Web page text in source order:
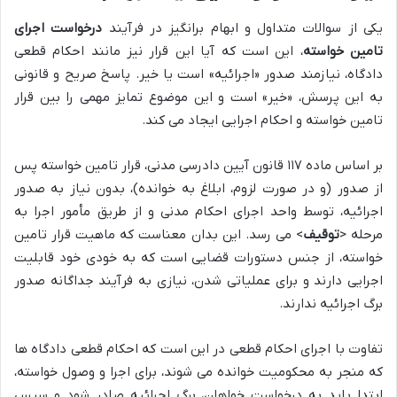
یکی از سوالات متداول و ابهام برانگیز در فرآیند درخواست اجرای
تامین خواسته، این است که آیا این قرار نیز مانند احکام قطعی
دادگاه، نیازمند صدور «اجرائیه» است یا خیر. پاسخ صریح و قانونی
به این پرسش، «خیر» است و این موضوع تمایز مهمی را بین قرار
تامین خواسته و احکام اجرایی ایجاد می کند.
بر اساس ماده ۱۱۷ قانون آیین دادرسی مدنی، قرار تامین خواسته پس
از صدور (و در صورت لزوم، ابلاغ به خوانده)، بدون نیاز به صدور
اجرائیه، توسط واحد اجرای احکام مدنی و از طریق مأمور اجرا به
مرحله <توقیف> می رسد. این بدان معناست که ماهیت قرار تامین
خواسته، از جنس دستورات قضایی است که به خودی خود قابلیت
اجرایی دارند و برای عملیاتی شدن، نیازی به فرآیند جداگانه صدور
برگ اجرائیه ندارند.
تفاوت با اجرای احکام قطعی در این است که احکام قطعی دادگاه ها
که منجر به محکومیت خوانده می شوند، برای اجرا و وصول خواسته،